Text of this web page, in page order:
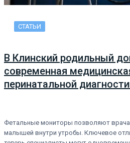
СТАТЬИ
В Клинский родильный
современная
перинатальной
Фетальные мониторы позволяют
малышей внутри утробы. Ключевое